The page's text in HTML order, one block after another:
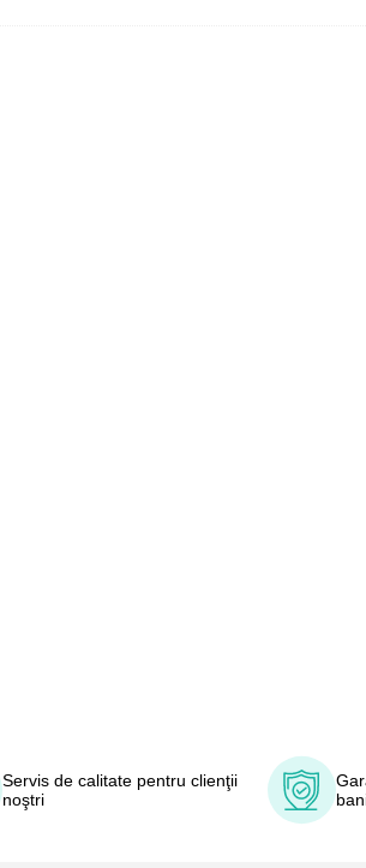
Servis de calitate pentru clienţii
noştri